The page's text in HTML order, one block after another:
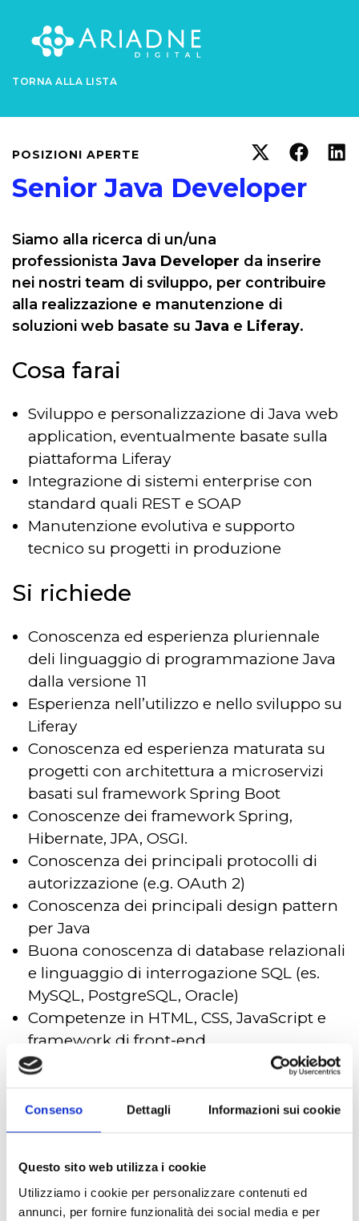
Consenso Dettagli Informazioni sui cookie
Questo sito web utilizza i cookie
Utilizziamo i cookie per personalizzare contenuti ed
annunci, per fornire funzionalità dei social media e per
TORNA ALLA LISTA
POSIZIONI APERTE
Senior Java Developer
Siamo alla ricerca di un/una
professionista Java Developer da inserire
nei nostri team di sviluppo, per contribuire
alla realizzazione e manutenzione di
soluzioni web basate su Java e Liferay.
Cosa farai
Sviluppo e personalizzazione di Java web
application, eventualmente basate sulla
piattaforma Liferay
Integrazione di sistemi enterprise con
standard quali REST e SOAP
Manutenzione evolutiva e supporto
tecnico su progetti in produzione
Si richiede
Conoscenza ed esperienza pluriennale
deli linguaggio di programmazione Java
dalla versione 11
Esperienza nell’utilizzo e nello sviluppo su
Liferay
Conoscenza ed esperienza maturata su
progetti con architettura a microservizi
basati sul framework Spring Boot
Conoscenze dei framework Spring,
Hibernate, JPA, OSGI.
Conoscenza dei principali protocolli di
autorizzazione (e.g. OAuth 2)
Conoscenza dei principali design pattern
per Java
Buona conoscenza di database relazionali
e linguaggio di interrogazione SQL (es.
MySQL, PostgreSQL, Oracle)
Competenze in HTML, CSS, JavaScript e
framework di front-end
Esperienza nell’utilizzo e nella
Apache Tomcat
Esperienza maturata nell’approccio di
Attitudine al lavoro in team e problem
solving